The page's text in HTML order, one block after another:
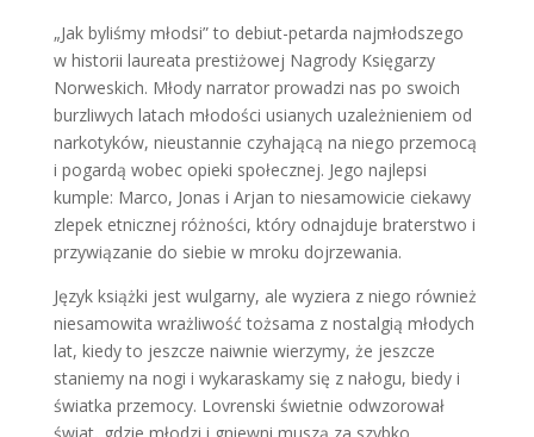
„Jak byliśmy młodsi” to debiut-petarda najmłodszego
w historii laureata prestiżowej Nagrody Księgarzy
Norweskich. Młody narrator prowadzi nas po swoich
burzliwych latach młodości usianych uzależnieniem od
narkotyków, nieustannie czyhającą na niego przemocą
i pogardą wobec opieki społecznej. Jego najlepsi
kumple: Marco, Jonas i Arjan to niesamowicie ciekawy
zlepek etnicznej różności, który odnajduje braterstwo i
przywiązanie do siebie w mroku dojrzewania.
Język książki jest wulgarny, ale wyziera z niego również
niesamowita wrażliwość tożsama z nostalgią młodych
lat, kiedy to jeszcze naiwnie wierzymy, że jeszcze
staniemy na nogi i wykaraskamy się z nałogu, biedy i
światka przemocy. Lovrenski świetnie odwzorował